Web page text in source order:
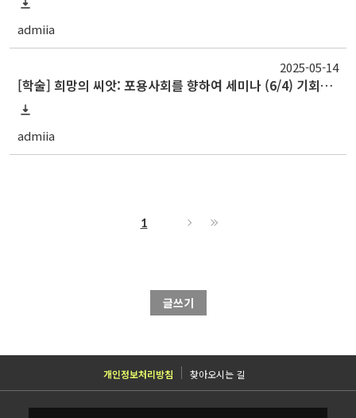
admiia
[학술] 희망의 씨앗: 포용사회를 향하여 세미나 (6/4) 기회의 사다리: 빈곤층을 위한 일자리의 문을 열다 (A Ladder of Opportunity: Unlocking Jobs for the Poor)
admiia
2025-05-14
1
글쓰기
개인정보처리방침 찾아오시는 길